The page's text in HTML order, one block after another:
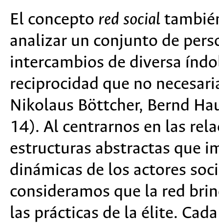
El concepto red social
analizar un conjunto de
intercambios de diversa
reciprocidad que no
Nikolaus Böttcher, Bernd
14). Al centrarnos en las
estructuras abstractas que
dinámicas de los actores
consideramos que la red
las prácticas de la élite.